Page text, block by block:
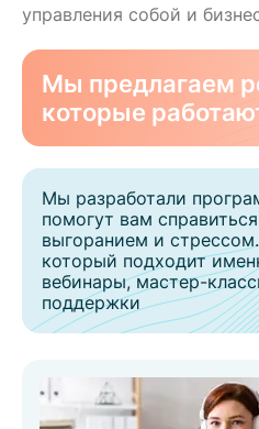
управления собой и
Мы предлагаем
которые
Мы разработали
помогут вам
выгоранием и
который подходит
вебинары, мастер-
поддержки